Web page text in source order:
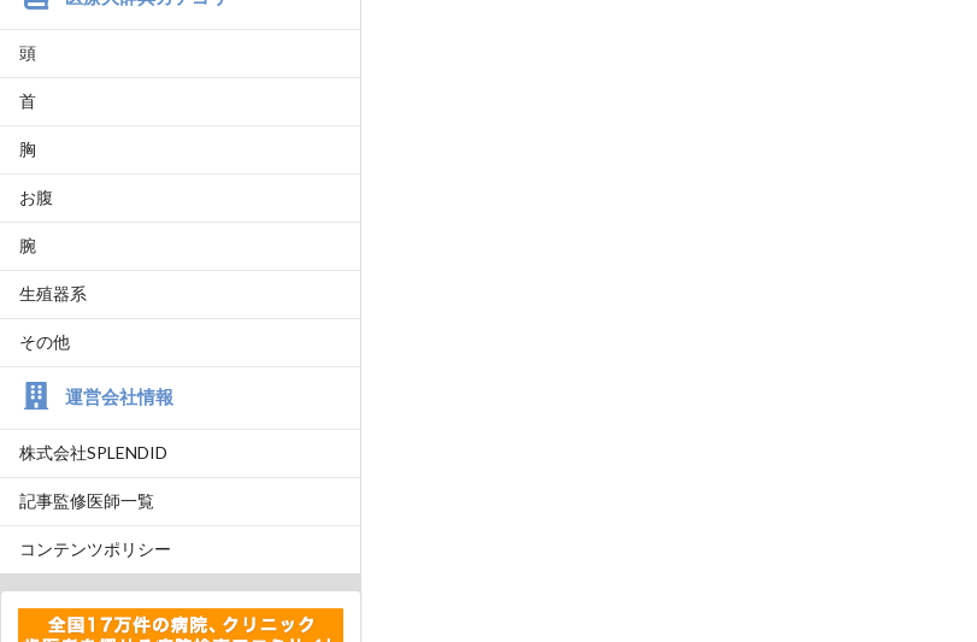
頭
首
胸
お腹
腕
生殖器系
その他
運営会社情報
株式会社SPLENDID
記事監修医師一覧
コンテンツポリシー